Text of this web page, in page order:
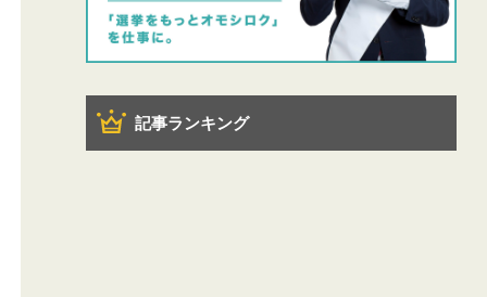
記事ランキング